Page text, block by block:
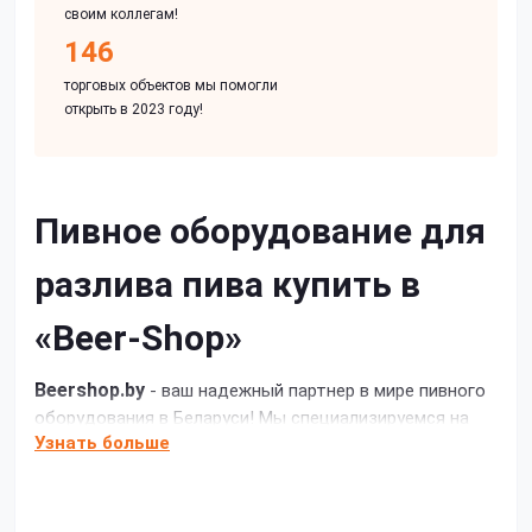
своим коллегам!
146
торговых объектов мы помогли
открыть в 2023 году!
Пивное оборудование для
разлива пива купить в
«Beer-Shop»
Beershop.by - ваш надежный партнер в мире пивного
оборудования в Беларуси! Мы специализируемся на
поставке и монтаже высококачественного
Узнать больше